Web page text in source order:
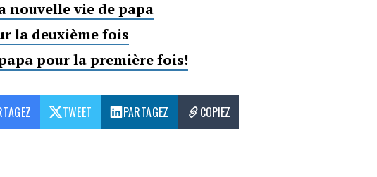
nouvelle vie de papa
la deuxième fois
pour la première fois!
TWEET PARTAGEZ COPIEZ